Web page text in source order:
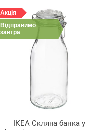
Акція
Відправимо
завтра
ІКЕА Скляна банка у